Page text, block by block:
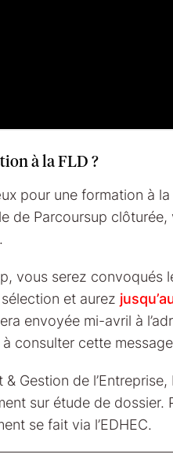
à la FLD ?
pour une formation à
de Parcoursup
vous serez convoqués
et aurez
envoyée mi-avril à
consulter cette
Gestion de
sur étude de dossier.
se fait via l’EDHEC.